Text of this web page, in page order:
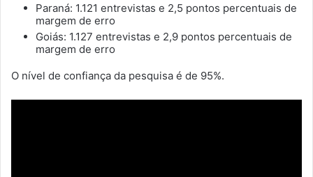
Paraná: 1.121 entrevistas e 2,5 pontos percentuais de
margem de erro
Goiás: 1.127 entrevistas e 2,9 pontos percentuais de
margem de erro
O nível de confiança da pesquisa é de 95%.